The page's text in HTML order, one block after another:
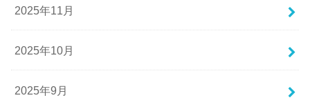
2025年11月
2025年10月
2025年9月